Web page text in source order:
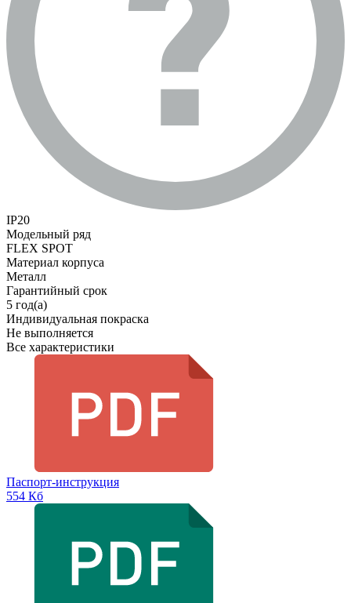
IP20
Модельный ряд
FLEX SPOT
Материал корпуса
Металл
Гарантийный срок
5 год(а)
Индивидуальная покраска
Не выполняется
Все характеристики
Паспорт-инструкция
554 Кб